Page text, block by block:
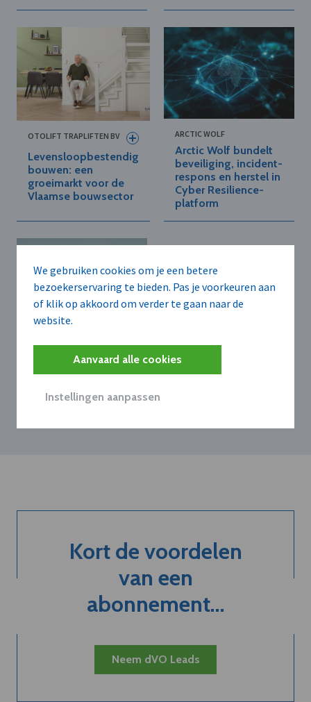
We gebruiken cookies om je een betere
bezoekerservaring te bieden. Pas je voorkeuren aan
of klik op akkoord om verder te gaan naar de
website.
Aanvaard alle cookies
Instellingen aanpassen
OTOLIFT TRAPLIFTEN BV
Levensloopbestendig
bouwen: een
groeimarkt voor de
Vlaamse bouwsector
ARCTIC WOLF
Arctic Wolf bundelt
beveiliging, incident-
respons en herstel in
Cyber Resilience-
platform
XPENG MOTORS BELGIUM
vlaggenschip-SUV
Kort de voordelen
van een
abonnement...
Neem dVO Leads